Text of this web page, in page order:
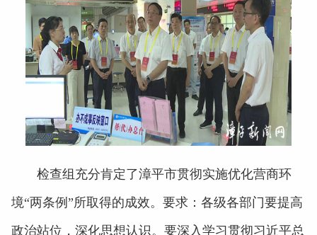
检查组充分肯定了漳平市贯彻实施优化营商环
境“两条例”所取得的成效。要求：各级各部门要提高
政治站位，深化思想认识。要深入学习贯彻习近平总